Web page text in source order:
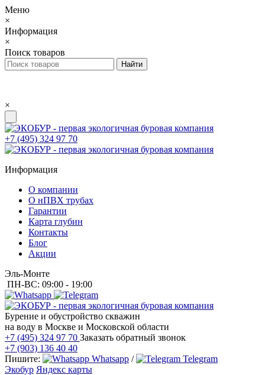
Меню
×
Информация
×
Поиск товаров
×
+7 (495) 324 97 70
Информация
О компании
О нПВХ трубах
Гарантии
Карта глубин
Контакты
Блог
Акции
Эль-Монте
ПН-ВС: 09:00 - 19:00
Бурение и обустройство скважин
на воду в Москве и Московской области
+7 (495) 324 97 70 Заказать обратный звонок
+7 (903) 136 40 40
Пишите:
Whatsapp /
Telegram
Экобур Яндекс карты